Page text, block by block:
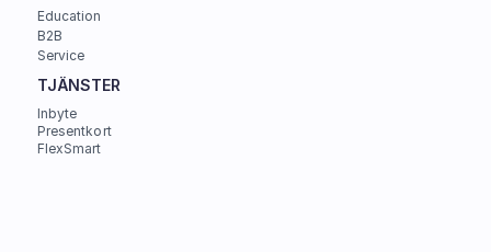
Education
B2B
Service
TJÄNSTER
Inbyte
Presentkort
FlexSmart